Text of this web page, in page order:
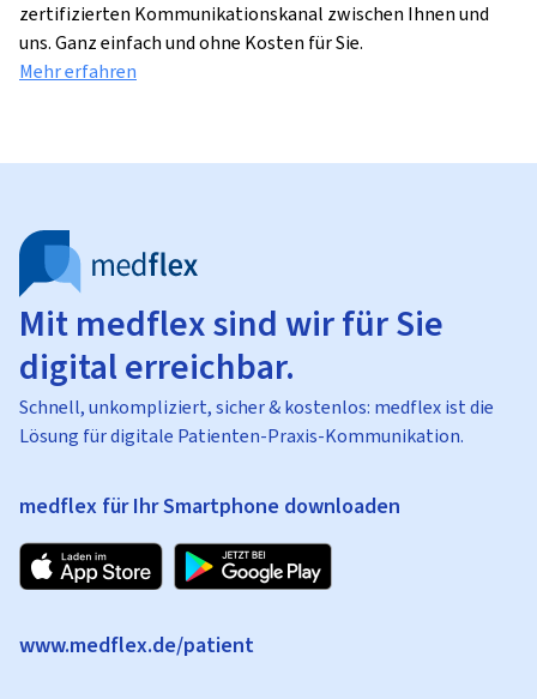
zertifizierten Kommunikationskanal zwischen Ihnen und
uns. Ganz einfach und ohne Kosten für Sie.
Mehr erfahren
Mit medflex sind wir für Sie
digital erreichbar.
Schnell, unkompliziert, sicher & kostenlos: medflex ist die
Lösung für digitale Patienten-Praxis-Kommunikation.
medflex für Ihr Smartphone downloaden
www.medflex.de/patient